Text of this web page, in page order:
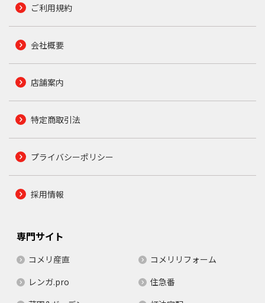
ご利用規約
会社概要
店舗案内
特定商取引法
プライバシーポリシー
採用情報
専門サイト
コメリ産直
コメリリフォーム
レンガ.pro
住急番